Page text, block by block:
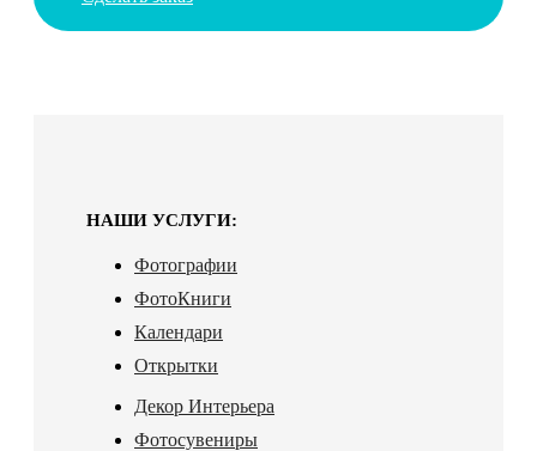
НАШИ УСЛУГИ:
Фотографии
ФотоКниги
Календари
Открытки
Декор Интерьера
Фотосувениры